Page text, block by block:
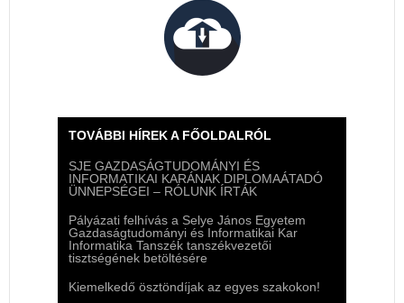
TOVÁBBI HÍREK A FŐOLDALRÓL
SJE GAZDASÁGTUDOMÁNYI ÉS
INFORMATIKAI KARÁNAK DIPLOMAÁTADÓ
ÜNNEPSÉGEI – RÓLUNK ÍRTÁK
Pályázati felhívás a Selye János Egyetem
Gazdaságtudományi és Informatikai Kar
Informatika Tanszék tanszékvezetői
tisztségének betöltésére
Kiemelkedő ösztöndíjak az egyes szakokon!